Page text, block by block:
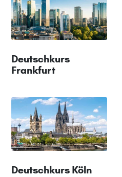
Deutschkurs
Frankfurt
Deutschkurs Köln